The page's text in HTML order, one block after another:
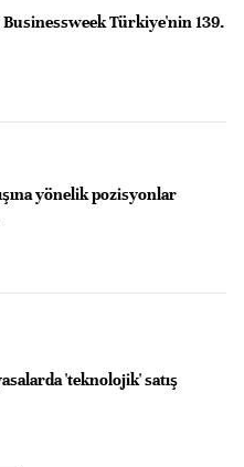
Türkiye'nin 139.
yönelik pozisyonlar
'teknolojik' satış